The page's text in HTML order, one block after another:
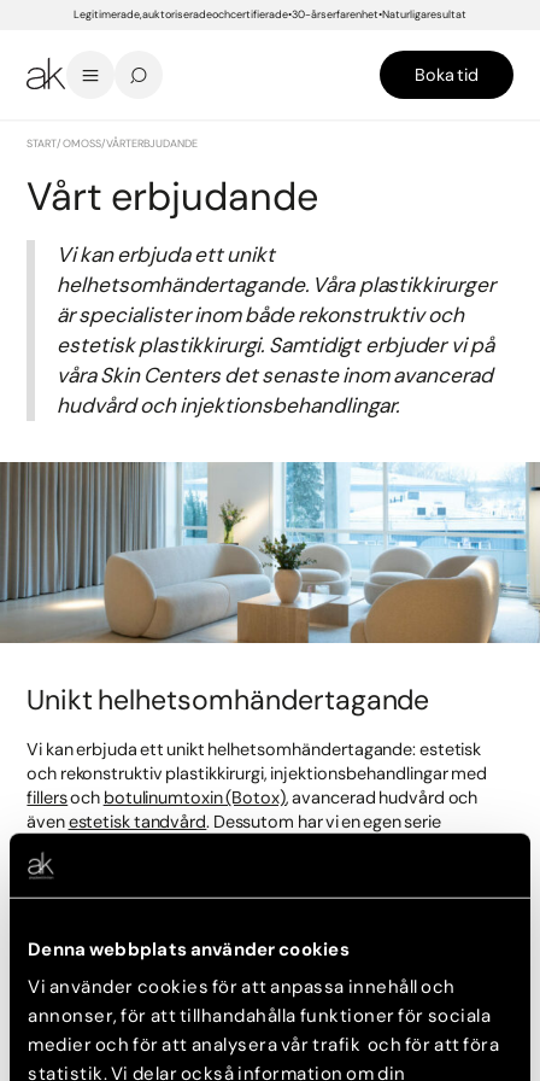
Denna webbplats använder cookies
Vi använder cookies för att anpassa innehåll och
annonser, för att tillhandahålla funktioner för sociala
medier och för att analysera vår trafik och för att föra
statistik. Vi delar också information om din
Legitimerade, auktoriserade och certifierade 30-års erfarenhet Naturliga resultat
Boka tid
START/OM OSS/VÅRT ERBJUDANDE
Vårt erbjudande
Vi kan erbjuda ett unikt
helhetsomhändertagande. Våra plastikkirurger
är specialister inom både rekonstruktiv och
estetisk plastikkirurgi. Samtidigt erbjuder vi på
våra Skin Centers det senaste inom avancerad
hudvård och injektionsbehandlingar.
Unikt helhetsomhändertagande
Vi kan erbjuda ett unikt helhetsomhändertagande: estetisk
och rekonstruktiv plastikkirurgi, injektionsbehandlingar med
fillersoch botulinumtoxin (Botox), avancerad hudvård och
ävenestetisk tandvård. Dessutom har vi en egen serie
ger dig möjlighet till ett skräddarsytt resultat.
Säkerhet
Som patient hos oss är du i trygga händer – ditt välbefinnande
och din integritet kommer alltid i första hand. Samtliga
behandlingar utförs av legitimerad och/eller auktoriserad
personal. Vi använder de bästa metoderna, har tillgång till den